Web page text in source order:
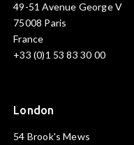
49-51 Avenue George V
75008 Paris
France
+33 (0)1 53 83 30 00
London
54 Brook's Mews